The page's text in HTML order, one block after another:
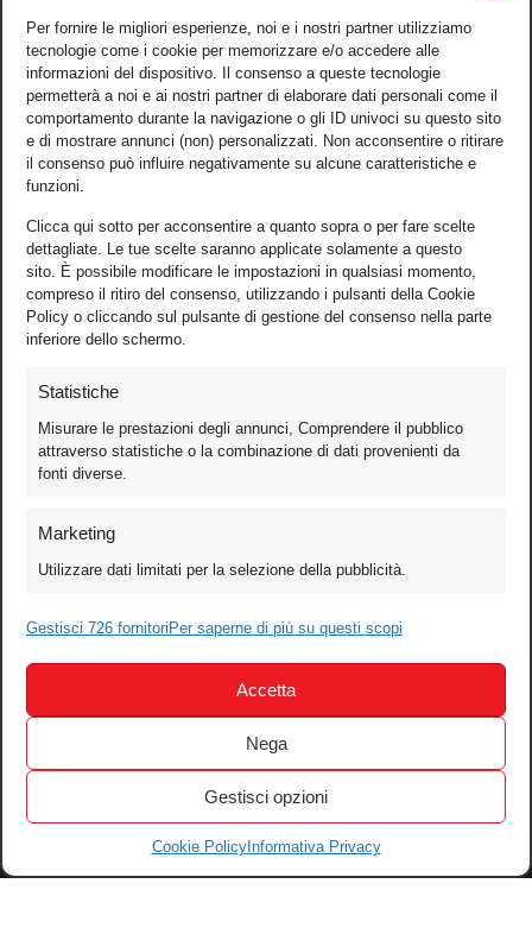
Per fornire le migliori esperienze, noi e i nostri partner utilizziamo
tecnologie come i cookie per memorizzare e/o accedere alle
informazioni del dispositivo. Il consenso a queste tecnologie
permetterà a noi e ai nostri partner di elaborare dati personali come il
comportamento durante la navigazione o gli ID univoci su questo sito
e di mostrare annunci (non) personalizzati. Non acconsentire o ritirare
il consenso può influire negativamente su alcune caratteristiche e
funzioni.
Clicca qui sotto per acconsentire a quanto sopra o per fare scelte
dettagliate. Le tue scelte saranno applicate solamente a questo
sito. È possibile modificare le impostazioni in qualsiasi momento,
compreso il ritiro del consenso, utilizzando i pulsanti della Cookie
Policy o cliccando sul pulsante di gestione del consenso nella parte
inferiore dello schermo.
Statistiche
Misurare le prestazioni degli annunci, Comprendere il pubblico
attraverso statistiche o la combinazione di dati provenienti da
fonti diverse.
Marketing
Utilizzare dati limitati per la selezione della pubblicità.
Gestisci 726 fornitori Per saperne di più su questi scopi
Accetta
Nega
Gestisci opzioni
Cookie PolicyInformativa Privacy
Games
Test
Audio
Festival & Concorsi
Iscriviti alla newsletter